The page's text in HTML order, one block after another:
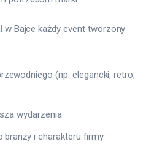
w Bajce każdy event tworzony
(np. elegancki, retro,
wydarzenia
branży i charakteru firmy